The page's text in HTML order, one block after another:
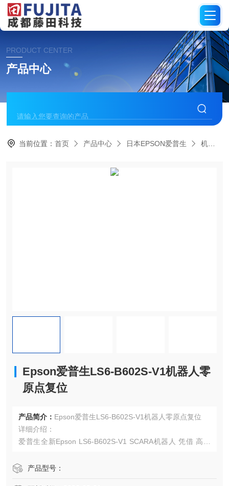
PRODUCT CENTER
产品中心
当前位置：首页 产品中心 日本EPSON爱普生 机械臂
Epson爱普生LS6-B602S-V1机器人零
原点复位
产品简介： Epson爱普生LS6-B602S-V1机器人零原点复位
详细介绍：
爱普生全新Epson LS6-B602S-V1 SCARA机器人 凭借 高速
为精密装配、电子制造、医疗设备等行业的理想选择。其 紧
产品型号：